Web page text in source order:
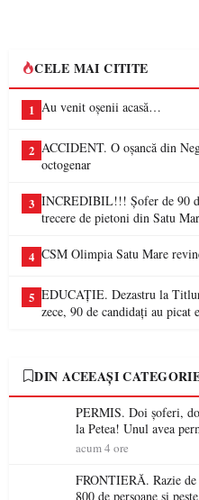
CELE MAI CITITE
1 Au venit oșenii acasă…
2 ACCIDENT. O oșancă din
octogenar
3 INCREDIBIL!!! Șofer de 90
trecere de pietoni din Satu
4 CSM Olimpia Satu Mare
5 EDUCAȚIE. Dezastru la
zece, 90 de candidați au picat
DIN ACEEAȘI
PERMIS. Doi șoferi,
la Petea! Unul avea
niciodată permis
acum 4 ore
FRONTIERĂ. Razie
800 de persoane și